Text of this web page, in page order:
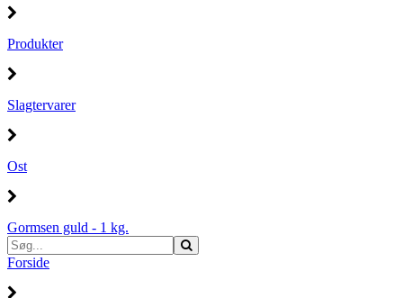
Produkter
Slagtervarer
Ost
Gormsen guld - 1 kg.
Forside